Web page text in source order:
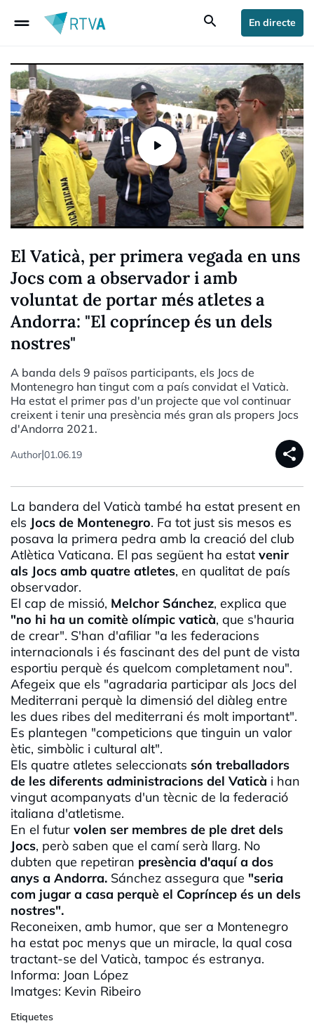
drag_handle search En directe
El Vaticà, per primera vegada en uns
Jocs com a observador i amb
voluntat de portar més atletes a
Andorra: "El copríncep és un dels
nostres"
A banda dels 9 països participants, els Jocs de
Montenegro han tingut com a país convidat el Vaticà.
Ha estat el primer pas d'un projecte que vol continuar
creixent i tenir una presència més gran als propers Jocs
d'Andorra 2021.
Author|01.06.19 share
La bandera del Vaticà també ha estat present en
els Jocs de Montenegro. Fa tot just sis mesos es
posava la primera pedra amb la creació del club
Atlètica Vaticana. El pas següent ha estat venir
als Jocs amb quatre atletes, en qualitat de país
observador.
El cap de missió, Melchor Sánchez, explica que
"no hi ha un comitè olímpic vaticà, que s'hauria
de crear". S'han d'afiliar "a les federacions
internacionals i és fascinant des del punt de vista
esportiu perquè és quelcom completament nou".
Afegeix que els "agradaria participar als Jocs del
Mediterrani perquè la dimensió del diàleg entre
les dues ribes del mediterrani és molt important".
Es plantegen "competicions que tinguin un valor
ètic, simbòlic i cultural alt".
Els quatre atletes seleccionats són treballadors
de les diferents administracions del Vaticà i han
vingut acompanyats d'un tècnic de la federació
italiana d'atletisme.
En el futur volen ser membres de ple dret dels
Jocs, però saben que el camí serà llarg. No
dubten que repetiran presència d'aquí a dos
anys a Andorra. Sánchez assegura que "seria
com jugar a casa perquè el Copríncep és un dels
nostres".
Reconeixen, amb humor, que ser a Montenegro
ha estat poc menys que un miracle, la qual cosa
tractant-se del Vaticà, tampoc és estranya.
Informa: Joan López
Imatges: Kevin Ribeiro
Etiquetes